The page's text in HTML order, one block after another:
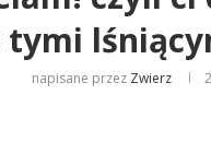
tymi
napisane przez Zwierz